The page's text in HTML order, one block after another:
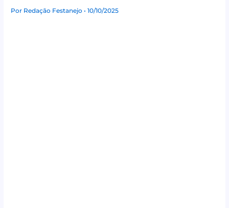
Por Redação Festanejo• 10/10/2025